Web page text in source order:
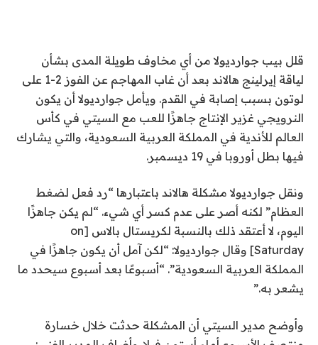
قلل بيب جوارديولا من أي مخاوف طويلة المدى بشأن
لياقة إيرلينج هالاند بعد أن غاب المهاجم عن الفوز 2-1 على
لوتون بسبب إصابة في القدم. ويأمل جوارديولا أن يكون
النرويجي غزير الإنتاج جاهزًا للعب مع السيتي في كأس
العالم للأندية في المملكة العربية السعودية، والتي يشارك
فيها بطل أوروبا في 19 ديسمبر.
ونقل جوارديولا مشكلة هالاند باعتبارها “رد فعل لضغط
العظام” لكنه أصر على عدم كسر أي شيء. “لم يكن جاهزًا
اليوم، لا أعتقد ذلك بالنسبة لكريستال بالاس [on
Saturday] وقال جوارديولا: “لكن آمل أن يكون جاهزًا في
المملكة العربية السعودية”. “أسبوعًا بعد أسبوع سيحدد ما
يشعر به.”
وأوضح مدير السيتي أن المشكلة حدثت خلال خسارة